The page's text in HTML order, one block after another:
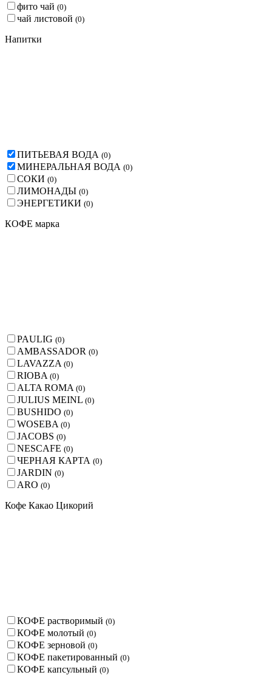
фито чай (0)
чай листовой (0)
Напитки
ПИТЬЕВАЯ ВОДА (0)
МИНЕРАЛЬНАЯ ВОДА (0)
СОКИ (0)
ЛИМОНАДЫ (0)
ЭНЕРГЕТИКИ (0)
КОФЕ марка
PAULIG (0)
AMBASSADOR (0)
LAVAZZA (0)
RIOBA (0)
ALTA ROMA (0)
JULIUS MEINL (0)
BUSHIDO (0)
WOSEBA (0)
JACOBS (0)
NESCAFE (0)
ЧЕРНАЯ КАРТА (0)
JARDIN (0)
ARO (0)
Кофе Какао Цикорий
КОФЕ растворимый (0)
КОФЕ молотый (0)
КОФЕ зерновой (0)
КОФЕ пакетированный (0)
КОФЕ капсульный (0)